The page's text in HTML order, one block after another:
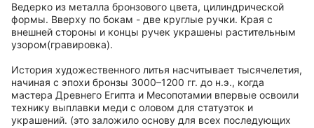
Ведерко из металла бронзового цвета, цилиндрической
формы. Вверху по бокам - две круглые ручки. Края с
внешней стороны и концы ручек украшены растительным
узором(гравировка).
История художественного литья насчитывает тысячелетия,
начиная с эпохи бронзы 3000–1200 гг. до н.э., когда
мастера Древнего Египта и Месопотамии впервые освоили
технику выплавки меди с оловом для статуэток и
украшений. (это заложило основу для всех последующих